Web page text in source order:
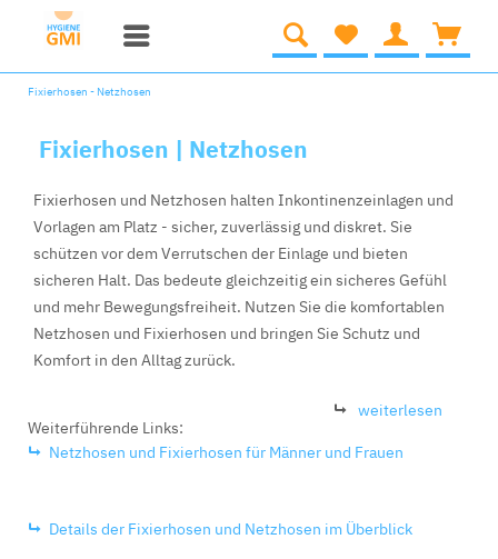
Fixierhosen - Netzhosen
Fixierhosen | Netzhosen
Fixierhosen und Netzhosen halten Inkontinenzeinlagen und
Vorlagen am Platz - sicher, zuverlässig und diskret. Sie
schützen vor dem Verrutschen der Einlage und bieten
sicheren Halt. Das bedeute gleichzeitig ein sicheres Gefühl
und mehr Bewegungsfreiheit. Nutzen Sie die komfortablen
Netzhosen und Fixierhosen und bringen Sie Schutz und
Komfort in den Alltag zurück.
weiterlesen
Weiterführende Links:
Netzhosen und Fixierhosen für Männer und Frauen
Details der Fixierhosen und Netzhosen im Überblick